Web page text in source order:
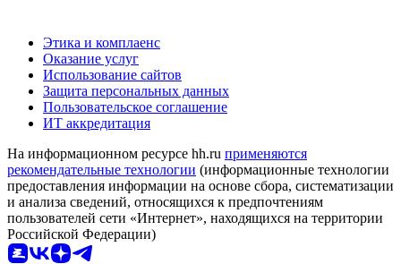
Этика и комплаенс
Оказание услуг
Использование сайтов
Защита персональных данных
Пользовательское соглашение
ИТ аккредитация
На информационном ресурсе hh.ru применяются
рекомендательные технологии (информационные технологии
предоставления информации на основе сбора, систематизации
и анализа сведений, относящихся к предпочтениям
пользователей сети «Интернет», находящихся на территории
Российской Федерации)